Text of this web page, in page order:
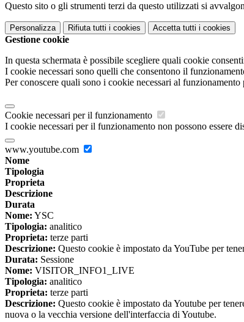
Questo sito o gli strumenti terzi da questo utilizzati si
Personalizza Rifiuta tutti i cookies Accetta tutti i cookies
Gestione cookie
In questa schermata è possibile scegliere quali cookie
I cookie necessari sono quelli che consentono il
Per conoscere quali sono i cookie necessari al funzionamento
Cookie necessari per il funzionamento
I cookie necessari per il funzionamento non possono essere
www.youtube.com
Nome
Tipologia
Proprieta
Descrizione
Durata
Nome: YSC
Tipologia: analitico
Proprieta: terze parti
Descrizione: Questo cookie è impostato da YouTube per
Durata: Sessione
Nome: VISITOR_INFO1_LIVE
Tipologia: analitico
Proprieta: terze parti
Descrizione: Questo cookie è impostato da Youtube per
nuova o la vecchia versione dell'interfaccia di Youtube.